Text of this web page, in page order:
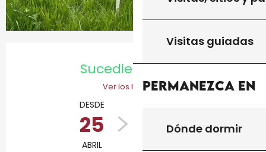
Visitas guiadas
Permanezca en
Dónde dormir
Horarios y datos de contacto
Sucediendo hoy
Ver los horarios
DESDE
25
ABRIL
30